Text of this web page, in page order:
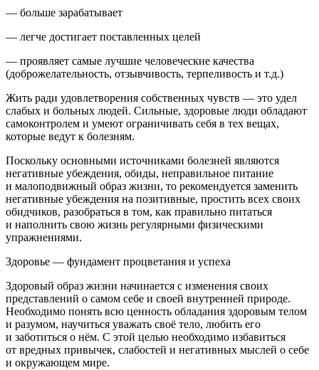
— больше зарабатывает
— легче достигает поставленных целей
— проявляет самые лучшие человеческие качества
(доброжелательность, отзывчивость, терпеливость и т.д.)
Жить ради удовлетворения собственных чувств — это удел
слабых и больных людей. Сильные, здоровые люди обладают
самоконтролем и умеют ограничивать себя в тех вещах,
которые ведут к болезням.
Поскольку основными источниками болезней являются
негативные убеждения, обиды, неправильное питание
и малоподвижный образ жизни, то рекомендуется заменить
негативные убеждения на позитивные, простить всех своих
обидчиков, разобраться в том, как правильно питаться
и наполнить свою жизнь регулярными физическими
упражнениями.
Здоровье — фундамент процветания и успеха
Здоровый образ жизни начинается с изменения своих
представлений о самом себе и своей внутренней природе.
Необходимо понять всю ценность обладания здоровым телом
и разумом, научиться уважать своё тело, любить его
и заботиться о нём. С этой целью необходимо избавиться
от вредных привычек, слабостей и негативных мыслей о себе
и окружающем мире.